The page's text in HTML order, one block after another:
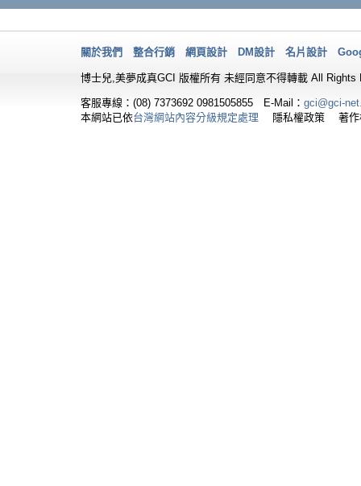
關於我們 整合行銷 網頁設計 DM設計 名片設計
博士兒,美夢成真GCI 版權所有 未經同意不得轉載 All Rights
客服專線：(08) 7373692 0981505855 E-Mail： gci@gci-
本網站已依台灣網站內容分級規定處理 隱私權政策 著作